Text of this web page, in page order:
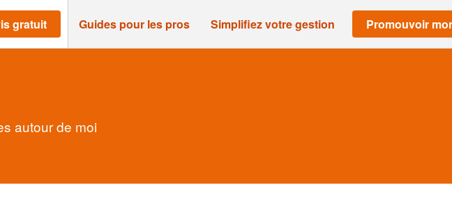
gratuit Guides pour les pros Simplifiez votre gestion Promouvoir
autour de moi